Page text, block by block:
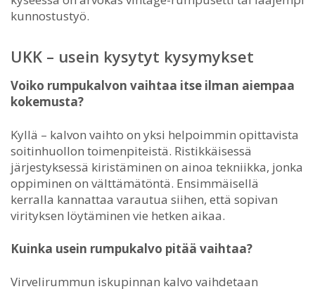
kunnostustyö.
UKK – usein kysytyt kysymykset
Voiko rumpukalvon vaihtaa itse ilman aiempaa
kokemusta?
Kyllä – kalvon vaihto on yksi helpoimmin opittavista
soitinhuollon toimenpiteistä. Ristikkäisessä
järjestyksessä kiristäminen on ainoa tekniikka, jonka
oppiminen on välttämätöntä. Ensimmäisellä
kerralla kannattaa varautua siihen, että sopivan
virityksen löytäminen vie hetken aikaa.
Kuinka usein rumpukalvo pitää vaihtaa?
Virvelirummun iskupinnan kalvo vaihdetaan